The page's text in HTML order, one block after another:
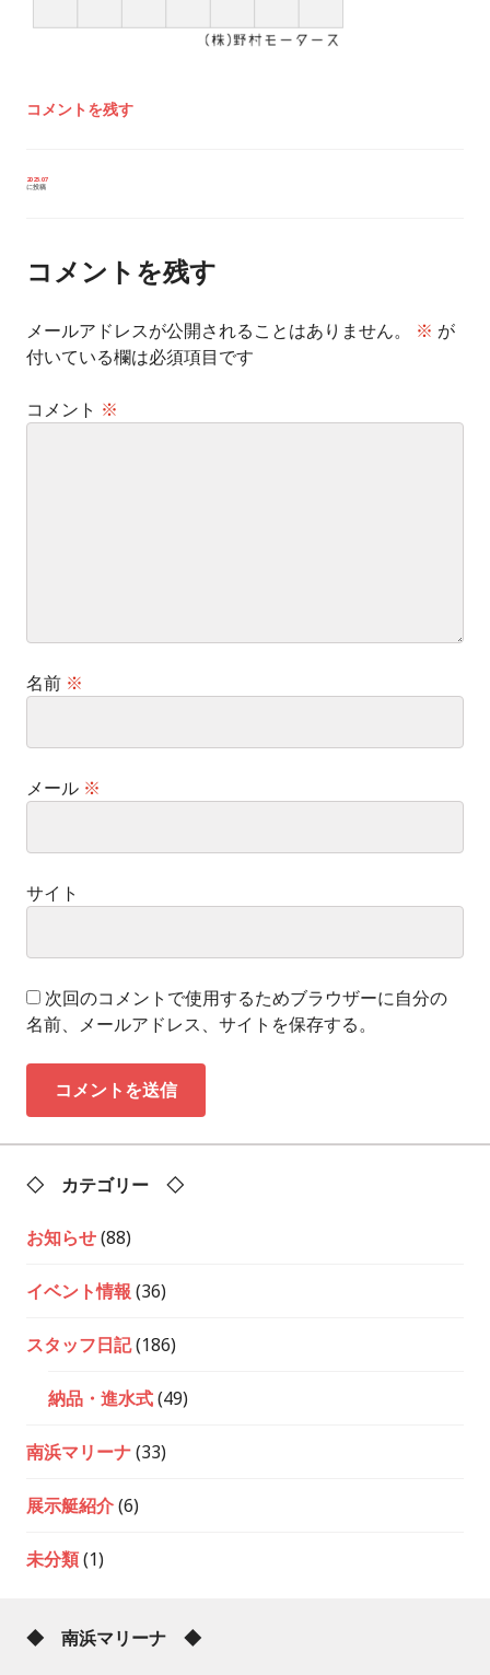
コメントを残す
投
シ
ョ
2025.07
に投稿
コメントを残す
メールアドレスが公開されることはありません。 ※ が
付いている欄は必須項目です
コメント ※
名前 ※
メール ※
サイト
次回のコメントで使用するためブラウザーに自分の
名前、メールアドレス、サイトを保存する。
◇ カテゴリー ◇
お知らせ(88)
イベント情報 (36)
スタッフ日記(186)
納品・進水式(49)
南浜マリーナ(33)
展示艇紹介(6)
未分類(1)
◆ 南浜マリーナ ◆